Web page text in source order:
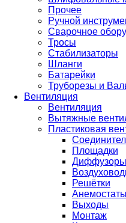
Прочее
Ручной
Сварочное
Тросы
Стабилизаторы
Шланги
Батарейки
Труборезы и
Вентиляция
Вентиляция
Вытяжные
Пластиковая
Площадки
Диффузоры
Решётки
Анемостаты
Выходы
Монтаж